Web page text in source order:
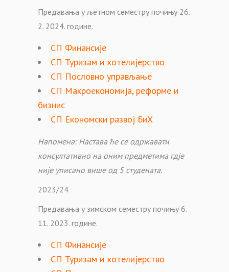
Предавања у љетном семестру почињу 26.
2. 2024. године.
СП Финансије
СП Туризам и хотелијерство
СП Пословно управљање
СП Макроекономија, реформе и
бизнис
СП Економски развој БиХ
Напомена: Настава ће се одржавати
консултативно на оним предметима гдје
није уписано више од 5 студената.
2023/24
Предавања у зимском семестру почињу 6.
11. 2023. године.
СП Финансије
СП Туризам и хотелијерство